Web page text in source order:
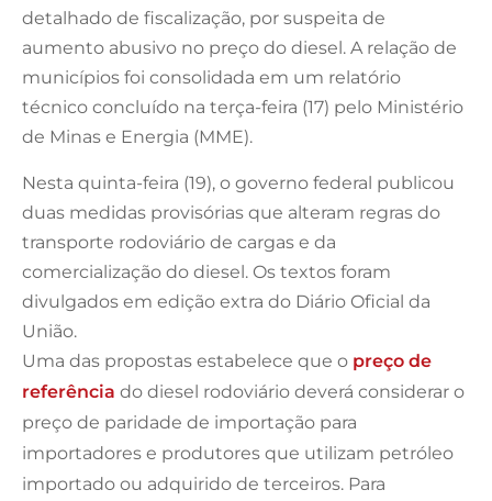
detalhado de fiscalização, por suspeita de
aumento abusivo no preço do diesel. A relação de
municípios foi consolidada em um relatório
técnico concluído na terça-feira (17) pelo Ministério
de Minas e Energia (MME).
Nesta quinta-feira (19), o governo federal publicou
duas medidas provisórias que alteram regras do
transporte rodoviário de cargas e da
comercialização do diesel. Os textos foram
divulgados em edição extra do Diário Oficial da
União.
Uma das propostas estabelece que o preço de
referência do diesel rodoviário deverá considerar o
preço de paridade de importação para
importadores e produtores que utilizam petróleo
importado ou adquirido de terceiros. Para